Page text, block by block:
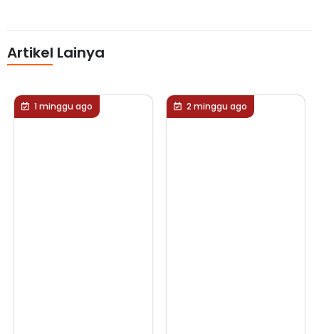
Artikel Lainya
2 minggu ago 2 minggu ago